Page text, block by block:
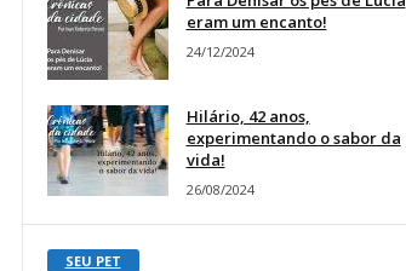
eram um encanto!
24/12/2024
Hilário, 42 anos,
experimentando o sabor da
vida!
26/08/2024
SEU PET